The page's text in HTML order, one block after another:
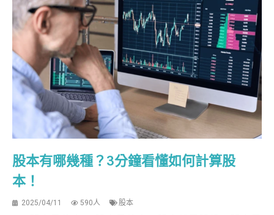
股本有哪幾種？3分鐘看懂如何計算股
本！
2025/04/11 590人 股本